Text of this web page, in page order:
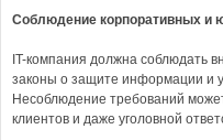
Соблюдение корпоративных и
IT-компания должна соблюдать
законы о защите информации и
Несоблюдение требований
клиентов и даже уголовной